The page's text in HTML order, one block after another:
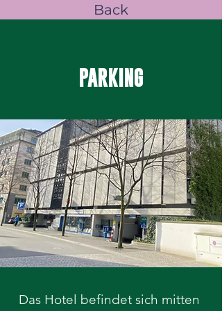
Back
PARKING
Das Hotel befindet sich mitten